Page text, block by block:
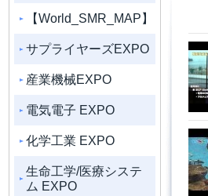
【World_SMR_MAP】
サプライヤーズEXPO
産業機械EXPO
電気電子 EXPO
化学工業 EXPO
生命工学/医療システ
ム EXPO